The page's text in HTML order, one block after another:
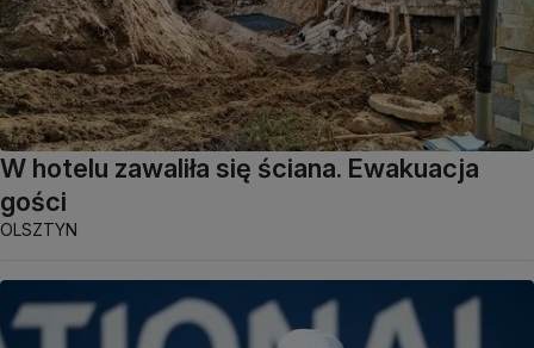
W hotelu zawaliła się ściana. Ewakuacja
gości
OLSZTYN